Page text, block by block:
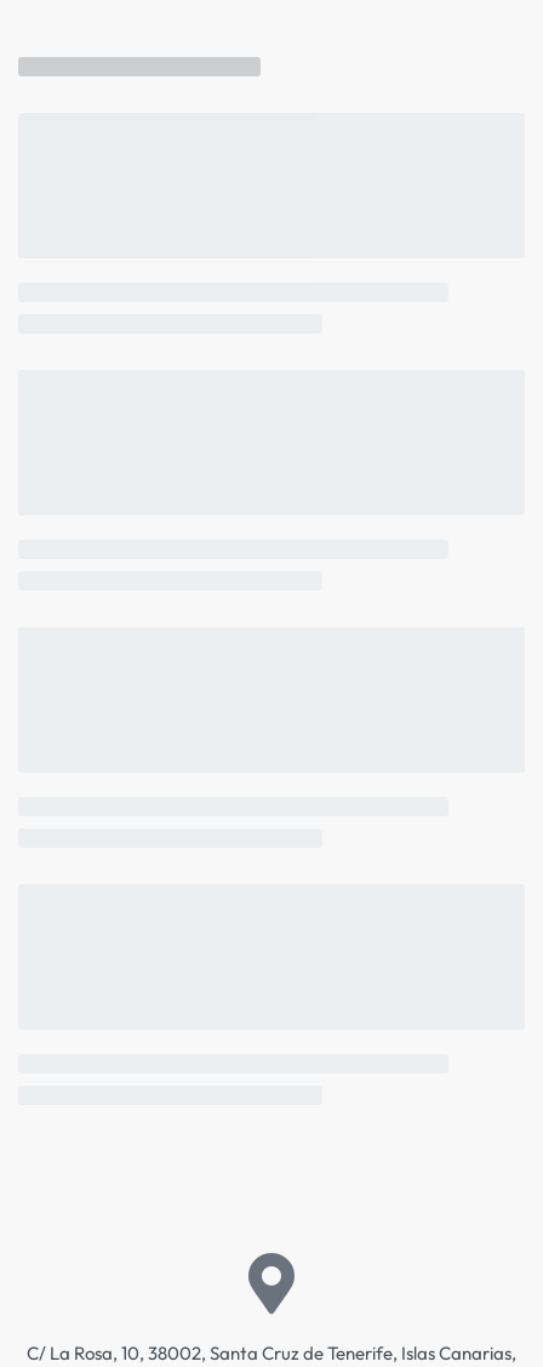
C/ La Rosa, 10, 38002, Santa Cruz de Tenerife, Islas Canarias,